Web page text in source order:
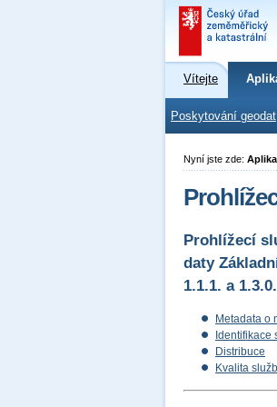
Vítejte
Poskytování geodat
Nyní jste zde:
Prohlížecí
daty
1.1.1. a 1.3.0.
Metadata o
Identifikace
Distribuce
Kvalita